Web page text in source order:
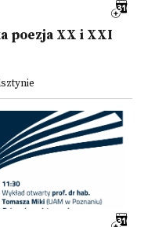
poezja XX i XXI